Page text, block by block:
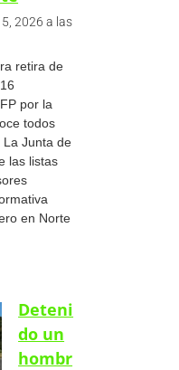
2026 a las
retira de
por la
todos
La Junta de
las listas
en Norte
Deteni
do un
hombr